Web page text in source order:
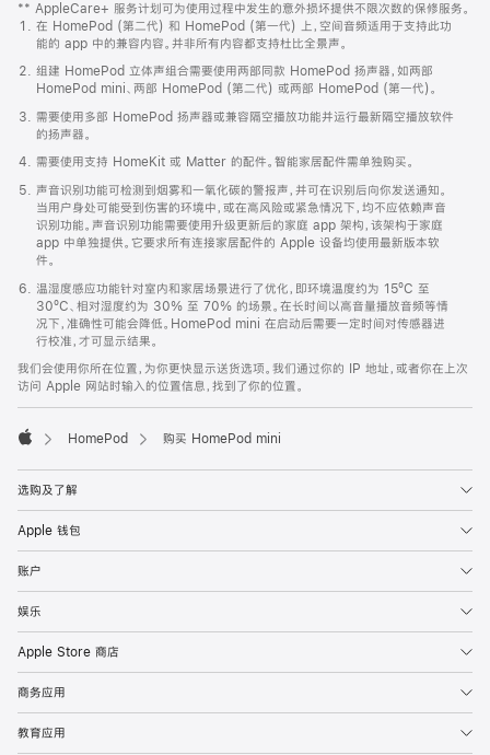
窗
口
中
打
开)
** AppleCare+ 服务计划可为使用过程中发生的意外损坏提供不限次数的保修服务。
在 HomePod (第二代) 和 HomePod (第一代) 上，空间音频适用于支持此功
能的 app 中的兼容内容。并非所有内容都支持杜比全景声。
组建 HomePod 立体声组合需要使用两部同款 HomePod 扬声器，如两部
HomePod mini、两部 HomePod (第二代) 或两部 HomePod (第一代)。
需要使用多部 HomePod 扬声器或兼容隔空播放功能并运行最新隔空播放软件
的扬声器。
需要使用支持 HomeKit 或 Matter 的配件。智能家居配件需单独购买。
声音识别功能可检测到烟雾和一氧化碳的警报声，并可在识别后向你发送通知。
当用户身处可能受到伤害的环境中，或在高风险或紧急情况下，均不应依赖声音
识别功能。声音识别功能需要使用升级更新后的家庭 app 架构，该架构于家庭
app 中单独提供。它要求所有连接家居配件的 Apple 设备均使用最新版本软
件。
温湿度感应功能针对室内和家居场景进行了优化，即环境温度约为 15ºC 至
30ºC、相对湿度约为 30% 至 70% 的场景。在长时间以高音量播放音频等情
况下，准确性可能会降低。HomePod mini 在启动后需要一定时间对传感器进
行校准，才可显示结果。
我们会使用你所在位置，为你更快显示送货选项。我们通过你的 IP 地址，或者你在上次
访问 Apple 网站时输入的位置信息，找到了你的位置。
HomePod 购买 HomePod mini
选购及了解
Apple 钱包
账户
娱乐
Apple Store 商店
商务应用
教育应用